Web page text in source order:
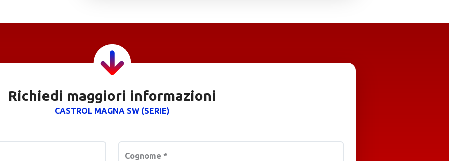
Richiedi maggiori informazioni
CASTROL MAGNA SW (SERIE)
Cognome *